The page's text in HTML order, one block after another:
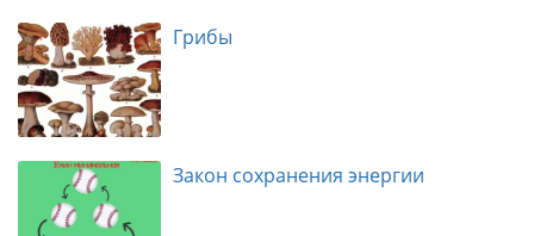
Грибы
Закон сохранения энергии